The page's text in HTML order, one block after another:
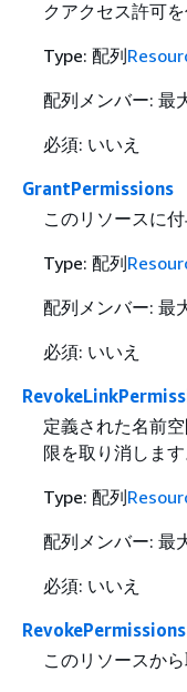
クアクセス許可を
Type: 配列
配列メンバー: 最
必須: いいえ
GrantPermissions
このリソースに
Type: 配列
配列メンバー: 最
必須: いいえ
定義された名前
限を取り消します
Type: 配列
配列メンバー: 最
必須: いいえ
RevokePermissions
このリソースか